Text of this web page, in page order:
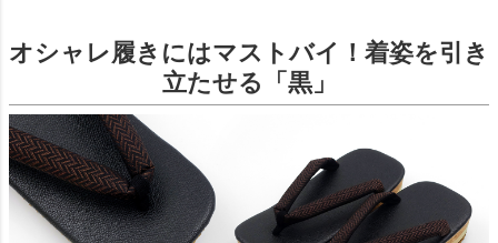
オシャレ履きにはマストバイ！着姿を引き
立たせる「黒」